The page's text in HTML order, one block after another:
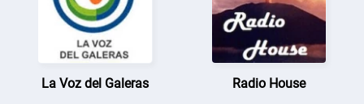
La Voz del Galeras Radio House